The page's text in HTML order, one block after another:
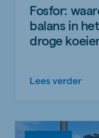
Fosfor:
balans in
droge
Lees verder